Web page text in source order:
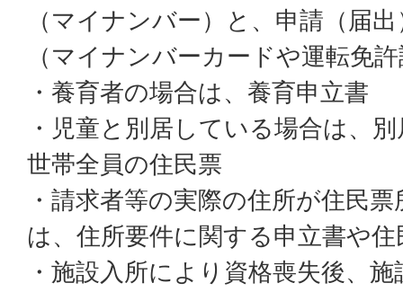
（マイナンバー）と、申請（届
（マイナンバーカードや運転免
・養育者の場合は、養育申立書
・児童と別居している場合は、
世帯全員の住民票
・請求者等の実際の住所が住民
は、住所要件に関する申立書や住
・施設入所により資格喪失後、